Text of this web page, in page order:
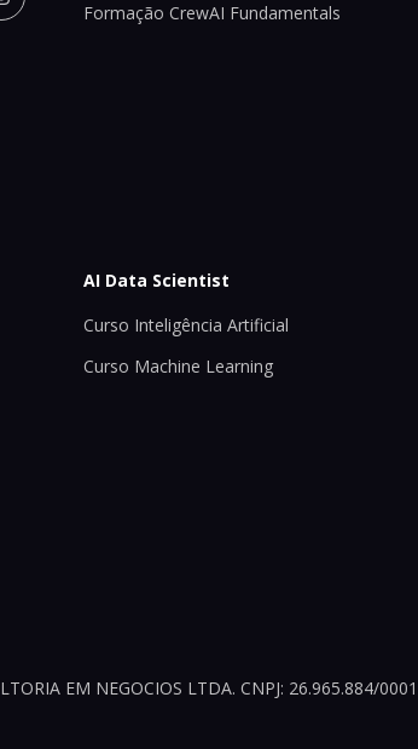
Formação CrewAI Fundamentals
AI Data Scientist
Curso Inteligência Artificial
Curso Machine Learning
EM NEGOCIOS LTDA. CNPJ: 26.965.884/